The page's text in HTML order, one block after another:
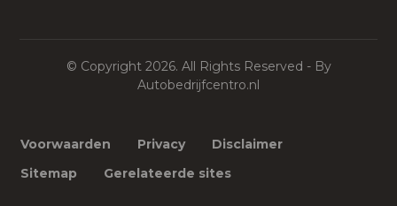
© Copyright 2026. All Rights Reserved - By
Autobedrijfcentro.nl
Voorwaarden Privacy
Disclaimer
Sitemap
Gerelateerde sites